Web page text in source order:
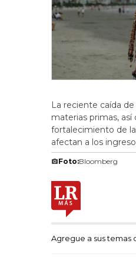
La reciente caída
materias primas, así
fortalecimiento de
afectan a los
Foto:Bloomberg
Agregue a sus temas